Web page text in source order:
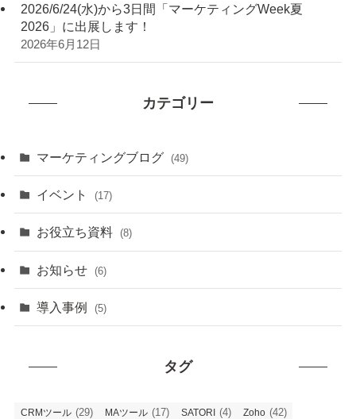
2026/6/24(水)から3日間「マーケティングWeek夏
2026」に出展します！
2026年6月12日
カテゴリー
マーケティングブログ (49)
イベント (17)
お役立ち資料 (8)
お知らせ (6)
導入事例 (5)
タグ
CRMツール (29) MAツール (17) SATORI (4) Zoho (42)